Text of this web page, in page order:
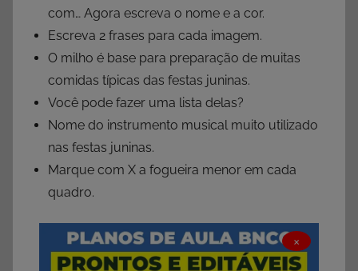
com… Agora escreva o nome e a cor.
Escreva 2 frases para cada imagem.
O milho é base para preparação de muitas
comidas típicas das festas juninas.
Você pode fazer uma lista delas?
Nome do instrumento musical muito utilizado
nas festas juninas.
Marque com X a fogueira menor em cada
quadro.
×